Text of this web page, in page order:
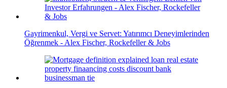
Gayrimenkul, Vergi ve Servet: Yatırımcı Deneyimlerinden
Öğrenmek - Alex Fischer, Rockefeller & Jobs